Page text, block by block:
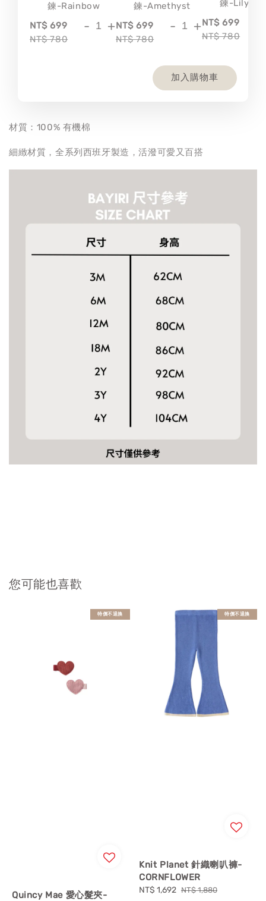
鍊-Rainbow
NT$ 699
NT$ 780
- +
鍊-Amethyst
NT$ 699
NT$ 780
- +
鍊-Lily
NT$ 699
NT$ 780
加入購物車
材質：100% 有機棉
細緻材質，全系列西班牙製造，活潑可愛又百搭
您可能也喜歡
特價不退換
Quincy Mae 愛心髮夾-
特價不退換
Knit Planet 針織喇叭褲-
CORNFLOWER
Sale
NT$ 1,692 Regular
NT$ 1,880